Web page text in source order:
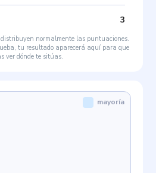
3
normalmente las puntuaciones.
tu resultado aparecerá aquí para que
ver dónde te sitúas.
mayoría